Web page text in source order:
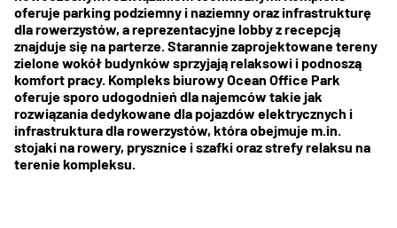
oferuje parking podziemny i naziemny oraz infrastrukturę
dla rowerzystów, a reprezentacyjne lobby z recepcją
znajduje się na parterze. Starannie zaprojektowane tereny
zielone wokół budynków sprzyjają relaksowi i podnoszą
komfort pracy. Kompleks biurowy Ocean Office Park
oferuje sporo udogodnień dla najemców takie jak
rozwiązania dedykowane dla pojazdów elektrycznych i
infrastruktura dla rowerzystów, która obejmuje m.in.
stojaki na rowery, prysznice i szafki oraz strefy relaksu na
terenie kompleksu.